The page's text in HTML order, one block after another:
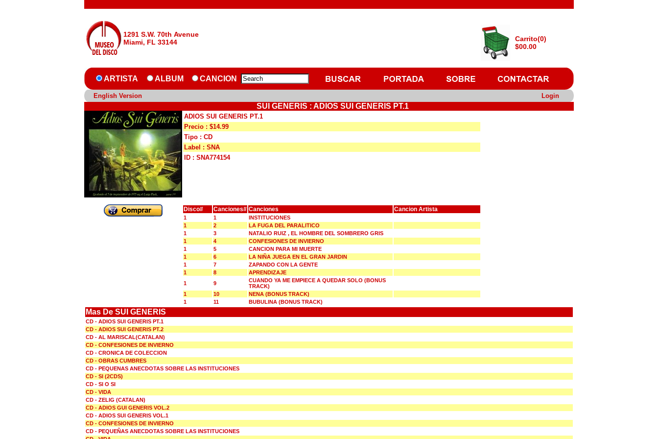
1291 S.W. 70th Avenue
Miami, FL 33144
Carrito(0)
$00.00
ARTISTA ALBUM CANCION
English Version Login
SUI GENERIS : ADIOS SUI GENERIS PT.1
ADIOS SUI GENERIS PT.1
Precio : $14.99
Tipo : CD
Label : SNA
ID : SNA774154
Disco# Canciones# Canciones Cancion Artista
1 1
INSTITUCIONES
1
2
LA FUGA DEL PARALITICO
1
3
NATALIO RUIZ , EL HOMBRE DEL SOMBRERO GRIS
1
4
CONFESIONES DE INVIERNO
1
5
CANCION PARA MI MUERTE
1
6
LA NIÑA JUEGA EN EL GRAN JARDIN
1
7
ZAPANDO CON LA GENTE
1
8
APRENDIZAJE
1
9
CUANDO YA ME EMPIECE A QUEDAR SOLO (BONUS
TRACK)
1
10
NENA (BONUS TRACK)
1
11 BUBULINA (BONUS TRACK)
Mas De SUI GENERIS
CD - ADIOS SUI GENERIS PT.1
CD - ADIOS SUI GENERIS PT.2
CD - AL MARISCAL(CATALAN)
CD - CONFESIONES DE INVIERNO
CD - CRONICA DE COLECCION
CD - OBRAS CUMBRES
CD - PEQUENAS ANECDOTAS SOBRE LAS INSTITUCIONES
CD - SI (2CDS)
CD - SI O SI
CD - VIDA
CD - ZELIG (CATALAN)
CD - ADIOS GUI GENERIS VOL.2
CD - ADIOS SUI GENERIS VOL.1
CD - CONFESIONES DE INVIERNO
CD - PEQUEÑAS ANECDOTAS SOBRE LAS INSTITUCIONES